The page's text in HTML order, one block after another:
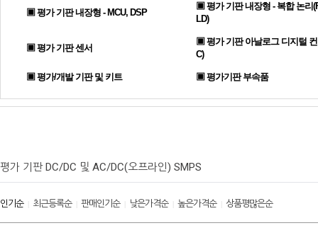
▣ 평가 기판 내장형 - MCU, DSP
▣ 평가 기판 내장형 - 복합 논리
LD)
▣ 평가 기판 센서
▣ 평가 기판 아날로그 디지털
C)
▣ 평가/개발 기판 및 키트 ▣ 평가기판 부속품
평가 기판 DC/DC 및 AC/DC(오프라인) SMPS
인기순| 최근등록순| 판매인기순| 낮은가격순| 높은가격순| 상품평많은순